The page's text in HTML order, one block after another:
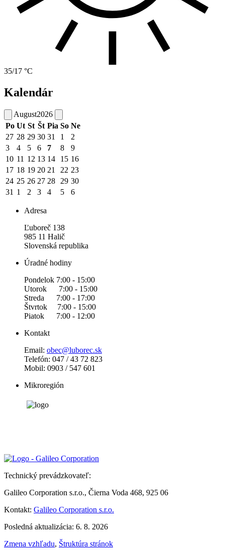
35/17 °C
Kalendár
August2026
Po Ut St Št Pia So Ne
27 28 29 30 31 1
2
3
4 5 6 7 8
9
10 11 12 13 14 15 16
17 18 19 20 21 22 23
24 25 26 27 28 29 30
31 1 2 3 4 5 6
Adresa
Ľuboreč 138
985 11 Halič
Slovenská republika
Úradné hodiny
Pondelok 7:00 - 15:00
Utorok 7:00 - 15:00
Streda 7:00 - 17:00
Štvrtok 7:00 - 15:00
Piatok 7:00 - 12:00
Kontakt
Email: obec@luborec.sk
Telefón: 047 / 43 72 823
Mobil: 0903 / 547 601
Mikroregión
Technický prevádzkovateľ:
Galileo Corporation s.r.o., Čierna Voda 468, 925 06
Kontakt: Galileo Corporation s.r.o.
Posledná aktualizácia: 6. 8. 2026
Zmena vzhľadu, Štruktúra stránok